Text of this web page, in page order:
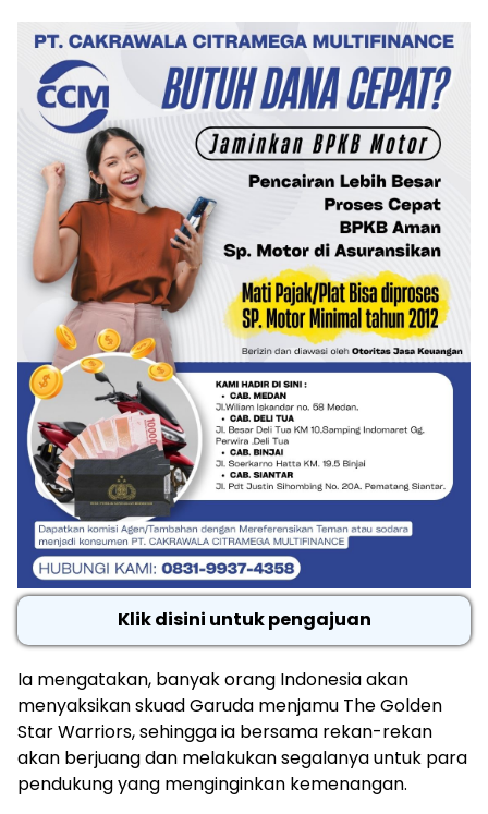
Klik disini untuk pengajuan
Ia mengatakan, banyak orang Indonesia akan
menyaksikan skuad Garuda menjamu The Golden
Star Warriors, sehingga ia bersama rekan-rekan
akan berjuang dan melakukan segalanya untuk para
pendukung yang menginginkan kemenangan.